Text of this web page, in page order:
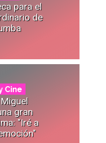
para el
de
Cine
gran
"Iré a